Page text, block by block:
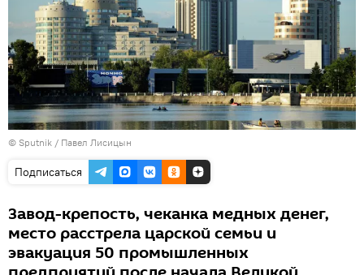
© Sputnik / Павел Лисицын
Подписаться
Завод-крепость, чеканка медных денег,
место расстрела царской семьи и
эвакуация 50 промышленных